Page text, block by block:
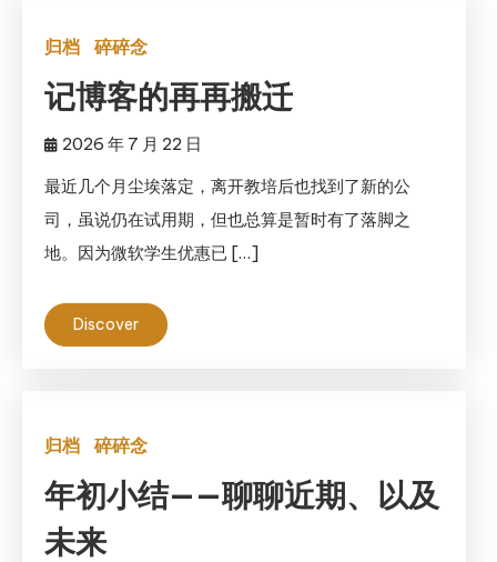
归档 碎碎念
记博客的再再搬迁
2026 年 7 月 22 日
最近几个月尘埃落定，离开教培后也找到了新的公
司，虽说仍在试用期，但也总算是暂时有了落脚之
地。因为微软学生优惠已 […]
Discover
归档 碎碎念
年初小结——聊聊近期、以及
未来